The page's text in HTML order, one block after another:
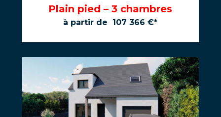
Plain pied – 3 chambres
à partir de 107 366 €*